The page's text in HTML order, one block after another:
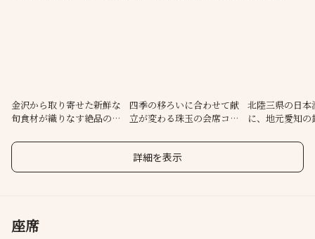
金沢から取り寄せた新鮮な
旬食材が織りなす絶品の加
四季の移ろいに合わせて献
立が変わる珠玉の会席コー
北陸三県の日本
に、地元愛知
詳細を表示
座席